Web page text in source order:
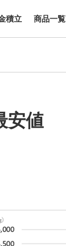
積立 商品一覧
安値